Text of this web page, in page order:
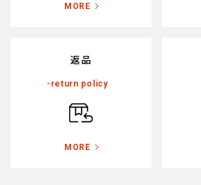
在庫有
素材から探す
正絹
木綿・麻
ポリエステル
SHOPPING GUIDE
MORE
返品
-return policy
MORE